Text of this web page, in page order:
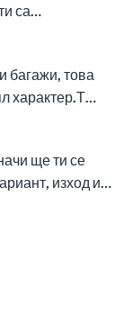
са…
багажи, това
характер.Т…
ще ти се
изход и…